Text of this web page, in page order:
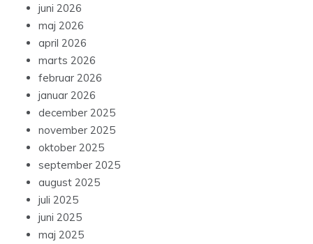
juni 2026
maj 2026
april 2026
marts 2026
februar 2026
januar 2026
december 2025
november 2025
oktober 2025
september 2025
august 2025
juli 2025
juni 2025
maj 2025